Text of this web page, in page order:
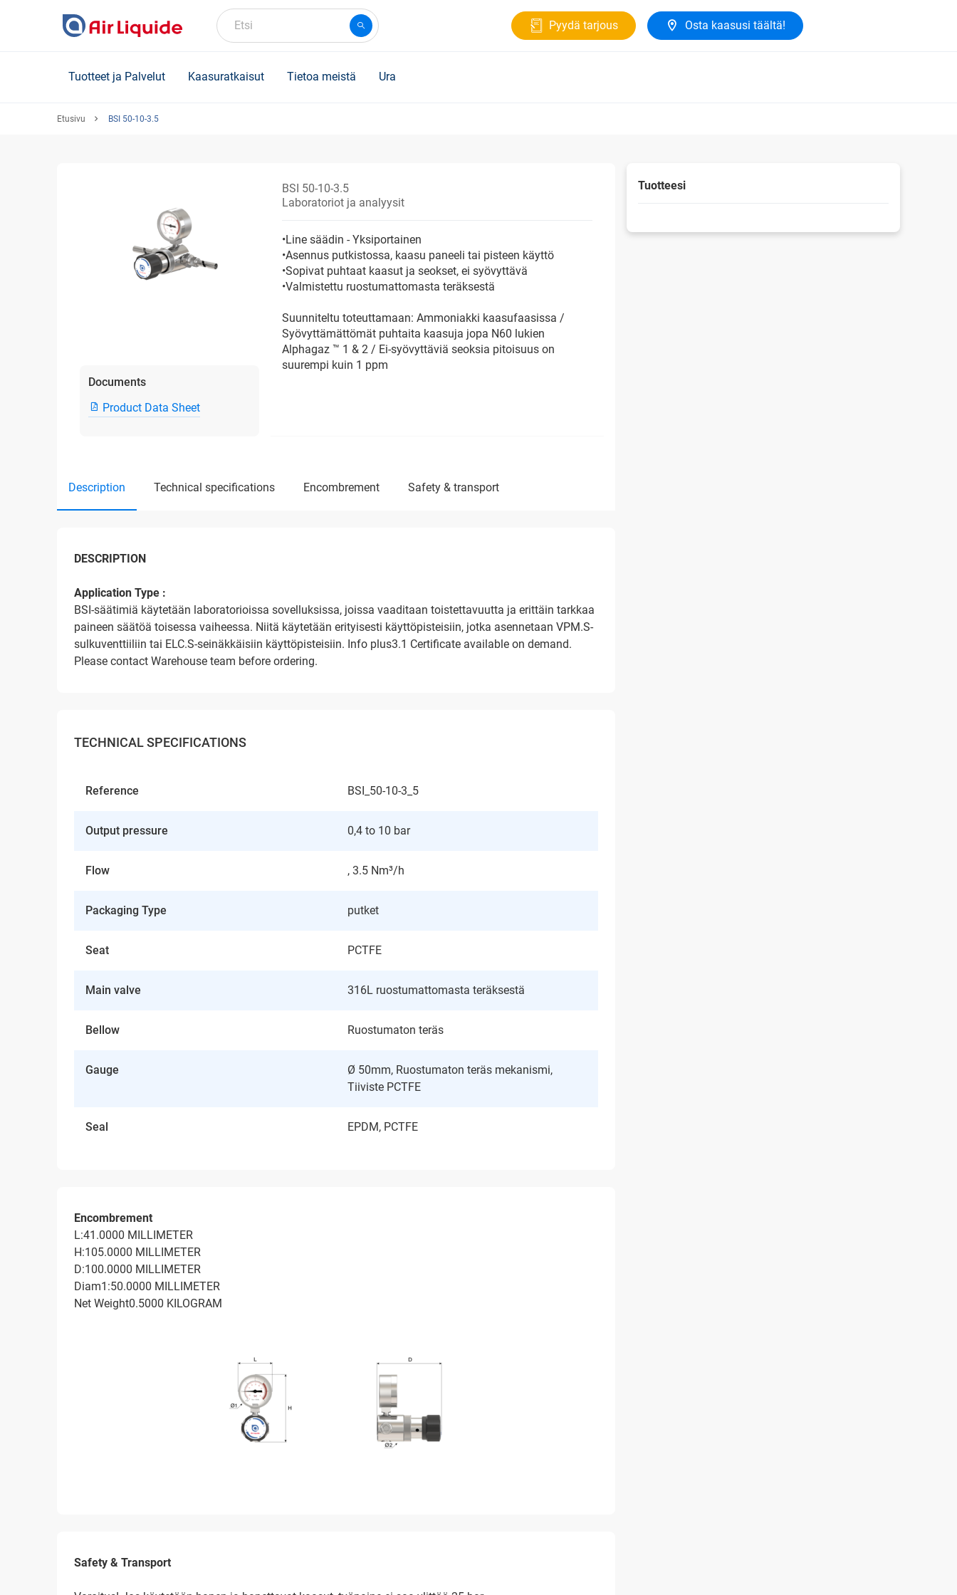
Etsi Pyydä tarjous Osta kaasusi täältä!
Tuotteet ja Palvelut Kaasuratkaisut Tietoa meistä Ura
Etusivu BSI 50-10-3.5
Documents
Product Data Sheet
BSI 50-10-3.5
Laboratoriot ja analyysit
•Line säädin - Yksiportainen
•Asennus putkistossa, kaasu paneeli tai pisteen käyttö
•Sopivat puhtaat kaasut ja seokset, ei syövyttävä
•Valmistettu ruostumattomasta teräksestä
Suunniteltu toteuttamaan: Ammoniakki kaasufaasissa /
Syövyttämättömät puhtaita kaasuja jopa N60 lukien
Alphagaz ™ 1 & 2 / Ei-syövyttäviä seoksia pitoisuus on
suurempi kuin 1 ppm
description technical specifications encombrement safety & transport
DESCRIPTION
Application Type :
BSI-säätimiä käytetään laboratorioissa sovelluksissa, joissa vaaditaan toistettavuutta ja erittäin tarkkaa
paineen säätöä toisessa vaiheessa. Niitä käytetään erityisesti käyttöpisteisiin, jotka asennetaan VPM.S-
sulkuventtiiliin tai ELC.S-seinäkkäisiin käyttöpisteisiin. Info plus3.1 Certificate available on demand.
Please contact Warehouse team before ordering.
TECHNICAL SPECIFICATIONS
Reference BSI_50-10-3_5
Output pressure 0,4 to 10 bar
Flow , 3.5 Nm³/h
Packaging Type putket
Seat PCTFE
Main valve 316L ruostumattomasta teräksestä
Bellow Ruostumaton teräs
Gauge
Ø 50mm, Ruostumaton teräs mekanismi,
Tiiviste PCTFE
Seal EPDM, PCTFE
Encombrement
L:41.0000 MILLIMETER
H:105.0000 MILLIMETER
D:100.0000 MILLIMETER
Diam1:50.0000 MILLIMETER
Net Weight0.5000 KILOGRAM
Safety & Transport
Tuotteesi